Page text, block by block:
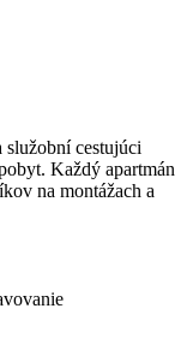
služobní cestujúci
Každý apartmán
na montážach a